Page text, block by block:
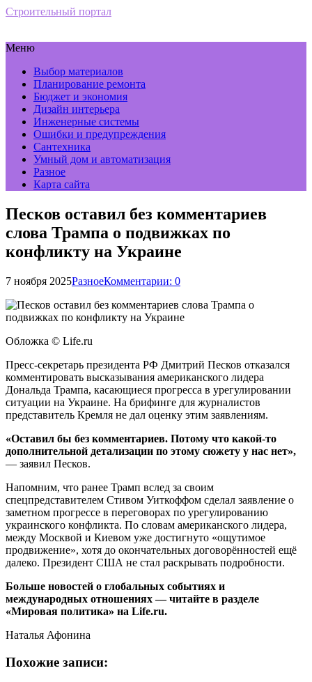
Строительный портал
Меню
Выбор материалов
Планирование ремонта
Бюджет и экономия
Дизайн интерьера
Инженерные системы
Ошибки и предупреждения
Сантехника
Умный дом и автоматизация
Разное
Карта сайта
Песков оставил без комментариев
слова Трампа о подвижках по
конфликту на Украине
7 ноября 2025РазноеКомментарии: 0
Обложка © Life.ru
Пресс-секретарь президента РФ Дмитрий Песков отказался
комментировать высказывания американского лидера
Дональда Трампа, касающиеся прогресса в урегулировании
ситуации на Украине. На брифинге для журналистов
представитель Кремля не дал оценку этим заявлениям.
«Оставил бы без комментариев. Потому что какой-то
дополнительной детализации по этому сюжету у нас нет»,
— заявил Песков.
Напомним, что ранее Трамп вслед за своим
спецпредставителем Стивом Уиткоффом сделал заявление о
заметном прогрессе в переговорах по урегулированию
украинского конфликта. По словам американского лидера,
между Москвой и Киевом уже достигнуто «ощутимое
продвижение», хотя до окончательных договорённостей ещё
далеко. Президент США не стал раскрывать подробности.
Больше новостей о глобальных событиях и
международных отношениях — читайте в разделе
«Мировая политика» на Life.ru.
Наталья Афонина
Похожие записи: